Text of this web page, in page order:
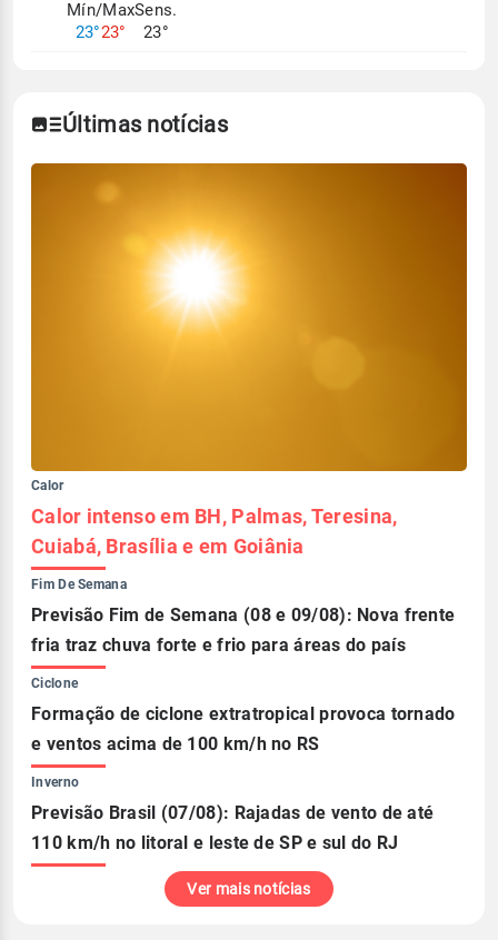
Mín/Max
23°23°
Sens.
23°
Últimas notícias
Calor
Calor intenso em BH, Palmas, Teresina,
Cuiabá, Brasília e em Goiânia
Fim De Semana
Previsão Fim de Semana (08 e 09/08): Nova frente
fria traz chuva forte e frio para áreas do país
Ciclone
Formação de ciclone extratropical provoca tornado
e ventos acima de 100 km/h no RS
Inverno
Previsão Brasil (07/08): Rajadas de vento de até
110 km/h no litoral e leste de SP e sul do RJ
Ver mais notícias